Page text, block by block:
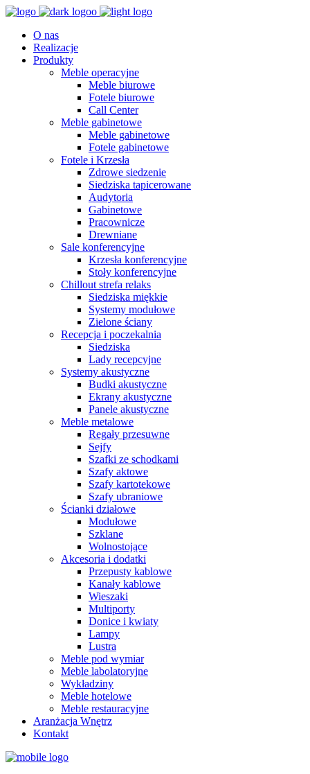
O nas
Realizacje
Produkty
Meble operacyjne
Meble biurowe
Fotele biurowe
Call Center
Meble gabinetowe
Meble gabinetowe
Fotele gabinetowe
Fotele i Krzesła
Zdrowe siedzenie
Siedziska tapicerowane
Audytoria
Gabinetowe
Pracownicze
Drewniane
Sale konferencyjne
Krzesła konferencyjne
Stoły konferencyjne
Chillout strefa relaks
Siedziska miękkie
Systemy modułowe
Zielone ściany
Recepcja i poczekalnia
Siedziska
Lady recepcyjne
Systemy akustyczne
Budki akustyczne
Ekrany akustyczne
Panele akustyczne
Meble metalowe
Regały przesuwne
Sejfy
Szafki ze schodkami
Szafy aktowe
Szafy kartotekowe
Szafy ubraniowe
Ścianki działowe
Modułowe
Szklane
Wolnostojące
Akcesoria i dodatki
Przepusty kablowe
Kanały kablowe
Wieszaki
Multiporty
Donice i kwiaty
Lampy
Lustra
Meble pod wymiar
Meble labolatoryjne
Wykładziny
Meble hotelowe
Meble restauracyjne
Aranżacja Wnętrz
Kontakt